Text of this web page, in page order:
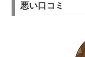
悪い口コミ